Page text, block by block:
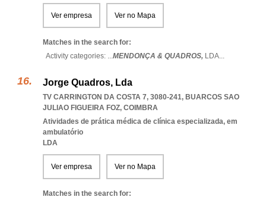
Ver empresa Ver no Mapa
Matches in the search for:
Activity categories: ...MENDONÇA & QUADROS, LDA...
Jorge Quadros, Lda
TV CARRINGTON DA COSTA 7, 3080-241, BUARCOS SAO
JULIAO FIGUEIRA FOZ, COIMBRA
Atividades de prática médica de clínica especializada, em
ambulatório
LDA
Ver empresa Ver no Mapa
Matches in the search for: